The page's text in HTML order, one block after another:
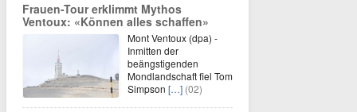
Frauen-Tour erklimmt Mythos
Ventoux: «Können alles schaffen»
Mont Ventoux (dpa) -
Inmitten der
beängstigenden
Mondlandschaft fiel Tom
Simpson […] (02)